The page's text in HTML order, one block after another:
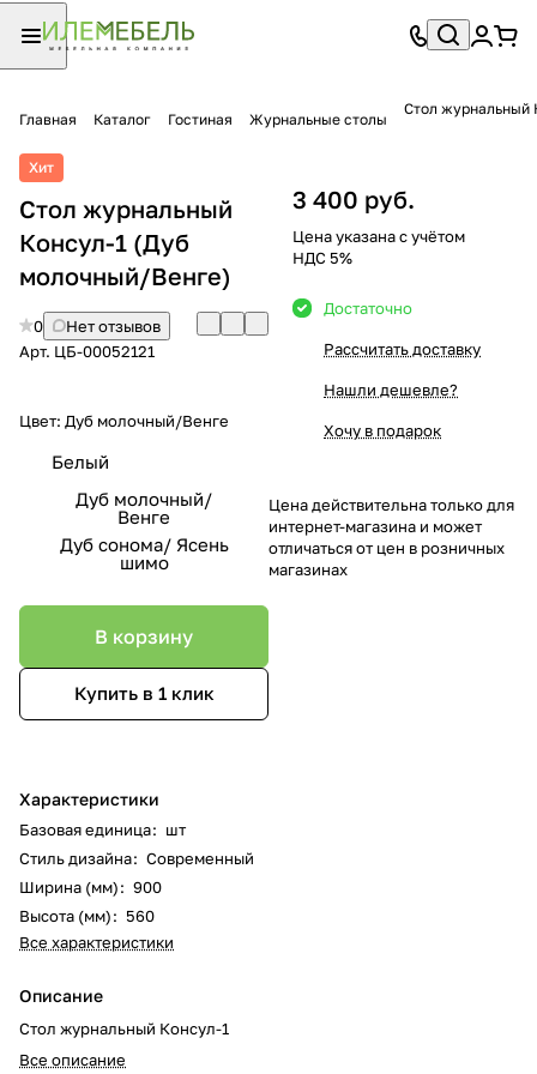
Главная Каталог Гостиная Журнальные столы
Стол журнальный
Хит
Стол журнальный
Консул-1 (Дуб
молочный/Венге)
0
Нет отзывов
Арт. ЦБ-00052121
Цвет: Дуб молочный/Венге
Белый
Дуб молочный/
Венге
Дуб сонома/ Ясень
шимо
В корзину
Купить в 1 клик
Характеристики
Базовая единица: шт
Стиль дизайна: Современный
Ширина (мм): 900
Высота (мм): 560
Все характеристики
Описание
Стол журнальный Консул-1
Все описание
3 400 руб.
Цена указана с учётом
НДС 5%
Достаточно
Рассчитать доставку
Нашли дешевле?
Хочу в подарок
Цена действительна только для
интернет-магазина и может
отличаться от цен в розничных
магазинах